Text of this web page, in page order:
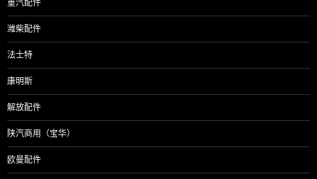
重汽配件
潍柴配件
法士特
康明斯
解放配件
陕汽商用（宝华）
欧曼配件